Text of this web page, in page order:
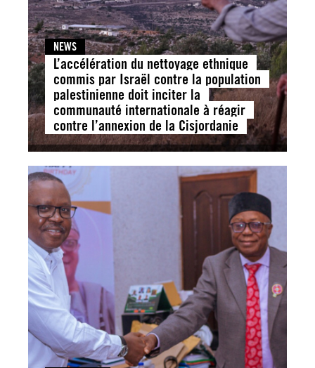
NEWS
L’accélération du nettoyage ethnique
commis par Israël contre la population
palestinienne doit inciter la
communauté internationale à réagir
contre l’annexion de la Cisjordanie